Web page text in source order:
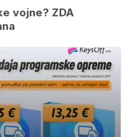
vojne? ZDA